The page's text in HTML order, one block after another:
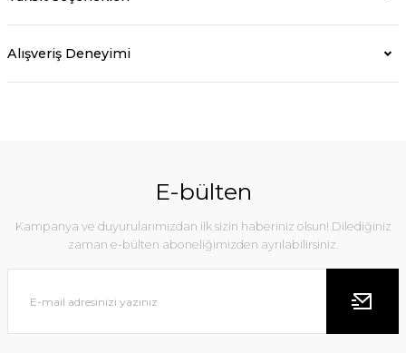
Alışveriş Deneyimi
E-bülten
Kampanya ve duyurularımızdan ilk sizin haberiniz olsun! Dilediğiniz
zaman e-bülten aboneliğimizden ayrılabilirsiniz.